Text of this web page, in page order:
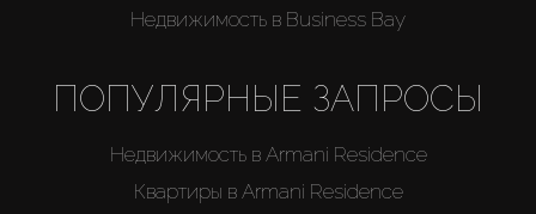
Недвижимость в Business Bay
ПОПУЛЯРНЫЕ ЗАПРОСЫ
Недвижимость в Armani Residence
Квартиры в Armani Residence